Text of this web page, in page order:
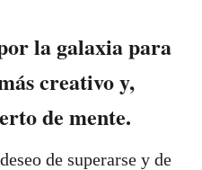
la galaxia para
creativo y,
de mente.
de superarse y de